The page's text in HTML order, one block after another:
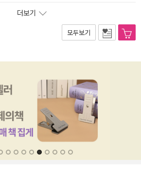
더보기
모두보기